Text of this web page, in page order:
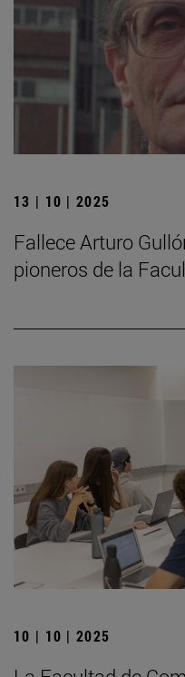
13 | 10 | 2025
Fallece Arturo
pioneros de la
10 | 10 | 2025